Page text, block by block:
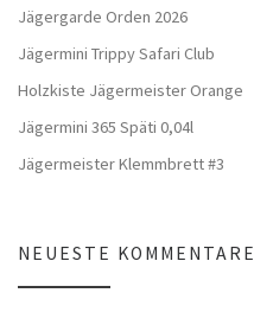
Jägergarde Orden 2026
Jägermini Trippy Safari Club
Holzkiste Jägermeister Orange
Jägermini 365 Späti 0,04l
Jägermeister Klemmbrett #3
NEUESTE KOMMENTARE